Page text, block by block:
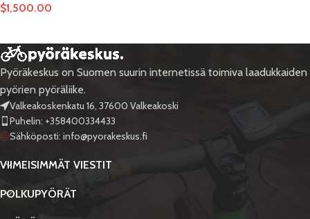
$1,500.00
Pyöräkeskus on Suomen suurin internetissä toimiva laadukkaiden
pyörien pyöräliike.
Valkeakoskenkatu 16, 37600 Valkeakoski
Puhelin: +358400334433
Sähköposti: info@pyorakeskus.fi
VIIMEISIMMÄT VIESTIT
POLKUPYÖRÄT